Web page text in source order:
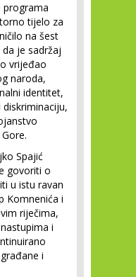
programa
tijelo za
na šest
je sadržaj
vrijeđao
naroda,
identitet,
Spajić
govoriti o
u istu ravan
Komnenića i
riječima,
i
i